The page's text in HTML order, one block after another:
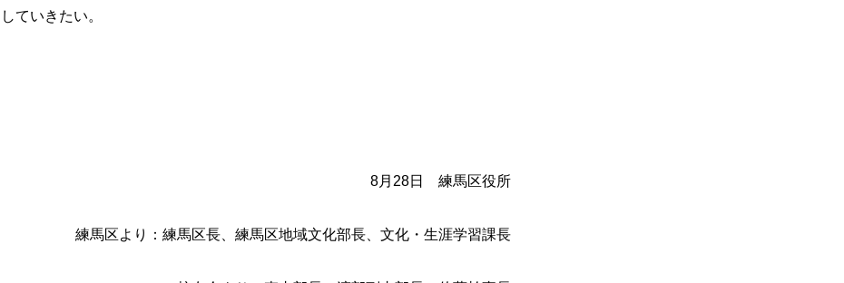
ていきたい。
8月28日 練馬区役所
練馬区より：練馬区長、練馬区地域文化部長、文化・生涯学習課長